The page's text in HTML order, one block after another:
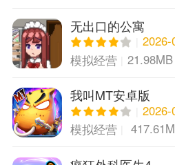
无出口的公寓
2026-
模拟经营
21.98MB
我叫MT安卓版
2026-
模拟经营